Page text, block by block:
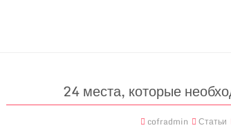
24 места, которые
cofradmin Статьи